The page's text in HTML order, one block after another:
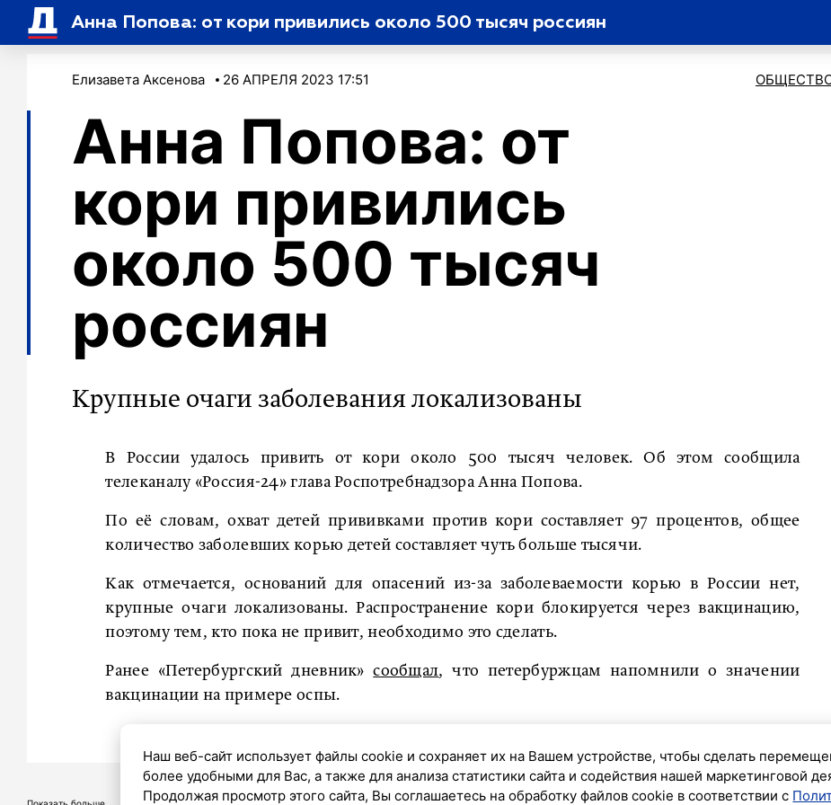
Анна Попова: от кори привились около 500 тысяч россиян
Елизавета Аксенова 26 АПРЕЛЯ 2023 17:51
Анна Попова: от
кори привились
около 500 тысяч
россиян
Крупные очаги заболевания локализованы
В России удалось привить от кори около 500 тысяч человек. Об этом сообщила
телеканалу «Россия-24» глава Роспотребнадзора Анна Попова.
По её словам, охват детей прививками против кори составляет 97 процентов, общее
количество заболевших корью детей составляет чуть больше тысячи.
Как отмечается, оснований для опасений из-за заболеваемости корью в России нет,
крупные очаги локализованы. Распространение кори блокируется через вакцинацию,
поэтому тем, кто пока не привит, необходимо это сделать.
Ранее «Петербургский дневник»сообщал, что петербуржцам напомнили о значении
вакцинации на примере оспы.
Наш веб-сайт использует файлы cookie и сохраняет их на Вашем устройстве, чтобы сделать
более удобными для Вас, а также для анализа статистики сайта и содействия нашей маркетинговой
Продолжая просмотр этого сайта, Вы соглашаетесь на обработку файлов cookie в соответствии с